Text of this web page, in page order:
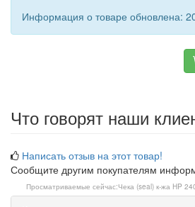
Информация о товаре обновлена:
Что говорят наши
Написать отзыв на этот товар!
Сообщите другим покупателям
Просматриваемые сейчас:Чека (seal) к-жа HP